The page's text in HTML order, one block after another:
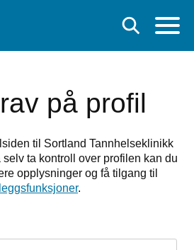
på profil
til Sortland Tannhelseklinikk
ta kontroll over profilen kan du
opplysninger og få tilgang til
.